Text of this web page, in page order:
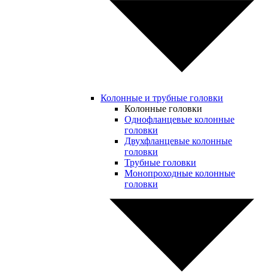
Колонные и трубные головки
Колонные головки
Однофланцевые колонные
головки
Двухфланцевые колонные
головки
Трубные головки
Монопроходные колонные
головки